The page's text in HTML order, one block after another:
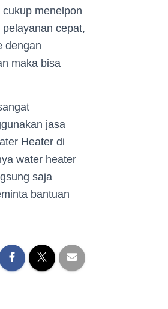
menelpon
cepat,
dengan
maka bisa
jasa
Heater di
water heater
saja
bantuan